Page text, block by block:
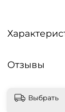
Отзывы
Выбрать